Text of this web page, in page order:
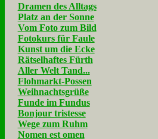
Dramen des Alltags
Platz an der Sonne
Vom Foto zum Bild
Fotokurs für Faule
Kunst um die Ecke
Rätselhaftes Fürth
Aller Welt Tand...
Flohmarkt-Possen
Weihnachtsgrüße
Funde im Fundus
Bonjour tristesse
Wege zum Ruhm
Nomen est omen